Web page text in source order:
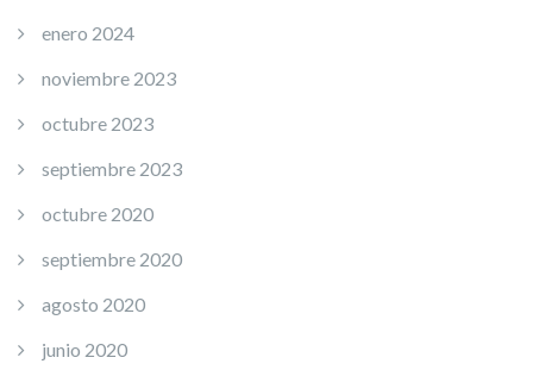
enero 2024
noviembre 2023
octubre 2023
septiembre 2023
octubre 2020
septiembre 2020
agosto 2020
junio 2020